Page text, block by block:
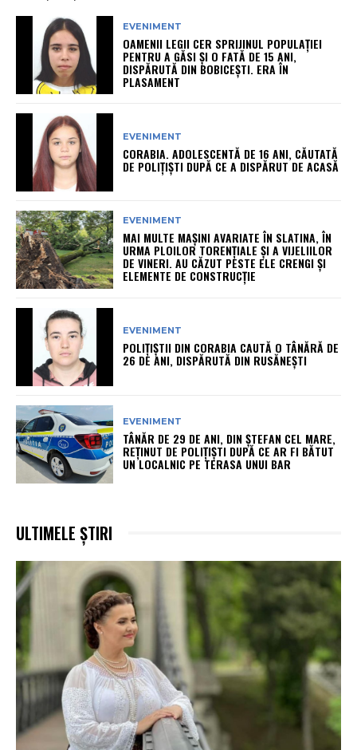
EVENIMENT
OAMENII LEGII CER SPRIJINUL POPULAȚIEI
PENTRU A GĂSI ȘI O FATĂ DE 15 ANI,
DISPĂRUTĂ DIN BOBICEȘTI. ERA ÎN
PLASAMENT
EVENIMENT
CORABIA. ADOLESCENTĂ DE 16 ANI, CĂUTATĂ
DE POLIȚIȘTI DUPĂ CE A DISPĂRUT DE ACASĂ
EVENIMENT
MAI MULTE MAȘINI AVARIATE ÎN SLATINA, ÎN
URMA PLOILOR TORENȚIALE ȘI A VIJELIILOR
DE VINERI. AU CĂZUT PESTE ELE CRENGI ȘI
ELEMENTE DE CONSTRUCȚIE
EVENIMENT
POLIȚIȘTII DIN CORABIA CAUTĂ O TÂNĂRĂ DE
26 DE ANI, DISPĂRUTĂ DIN RUSĂNEȘTI
EVENIMENT
TÂNĂR DE 29 DE ANI, DIN ȘTEFAN CEL MARE,
REȚINUT DE POLIȚIȘTI DUPĂ CE AR FI BĂTUT
UN LOCALNIC PE TERASA UNUI BAR
ULTIMELE ȘTIRI